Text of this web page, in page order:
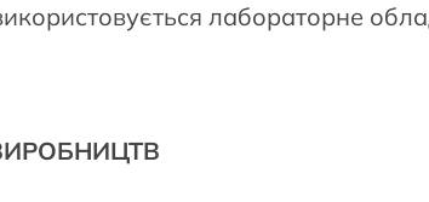
лабораторне